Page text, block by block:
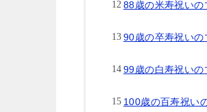
88歳の米寿祝いの
90歳の卒寿祝いの
99歳の白寿祝いの
100歳の百寿祝い